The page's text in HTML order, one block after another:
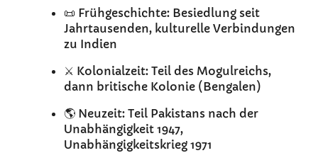
📜 Frühgeschichte: Besiedlung seit
Jahrtausenden, kulturelle Verbindungen
zu Indien
⚔️ Kolonialzeit: Teil des Mogulreichs,
dann britische Kolonie (Bengalen)
🌎 Neuzeit: Teil Pakistans nach der
Unabhängigkeit 1947,
Unabhängigkeitskrieg 1971